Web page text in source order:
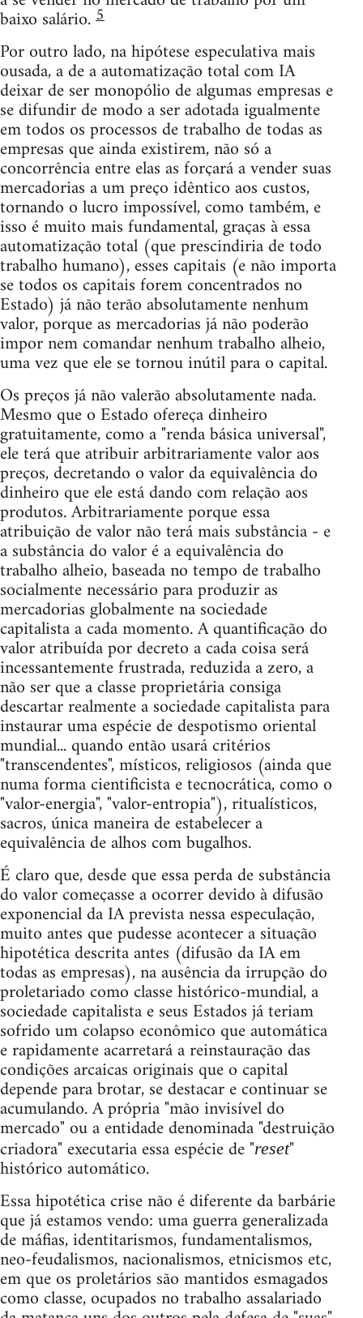
baixo salário.5
Por outro lado, na hipótese especulativa mais
ousada, a de a automatização total com IA
deixar de ser monopólio de algumas empresas e
se difundir de modo a ser adotada igualmente
em todos os processos de trabalho de todas as
empresas que ainda existirem, não só a
concorrência entre elas as forçará a vender suas
mercadorias a um preço idêntico aos custos,
tornando o lucro impossível, como também, e
isso é muito mais fundamental, graças à essa
automatização total (que prescindiria de todo
trabalho humano), esses capitais (e não importa
se todos os capitais forem concentrados no
Estado) já não terão absolutamente nenhum
valor, porque as mercadorias já não poderão
impor nem comandar nenhum trabalho alheio,
uma vez que ele se tornou inútil para o capital.
Os preços já não valerão absolutamente nada.
Mesmo que o Estado ofereça dinheiro
gratuitamente, como a "renda básica universal",
ele terá que atribuir arbitrariamente valor aos
preços, decretando o valor da equivalência do
dinheiro que ele está dando com relação aos
produtos. Arbitrariamente porque essa
atribuição de valor não terá mais substância - e
a substância do valor é a equivalência do
trabalho alheio, baseada no tempo de trabalho
socialmente necessário para produzir as
mercadorias globalmente na sociedade
capitalista a cada momento. A quantificação do
valor atribuída por decreto a cada coisa será
incessantemente frustrada, reduzida a zero, a
não ser que a classe proprietária consiga
descartar realmente a sociedade capitalista para
instaurar uma espécie de despotismo oriental
mundial... quando então usará critérios
"transcendentes", místicos, religiosos (ainda que
numa forma cientificista e tecnocrática, como o
"valor-energia", "valor-entropia"), ritualísticos,
sacros, única maneira de estabelecer a
equivalência de alhos com bugalhos.
É claro que, desde que essa perda de substância
do valor começasse a ocorrer devido à difusão
exponencial da IA prevista nessa especulação,
muito antes que pudesse acontecer a situação
hipotética descrita antes (difusão da IA em
todas as empresas), na ausência da irrupção do
proletariado como classe histórico-mundial, a
sociedade capitalista e seus Estados já teriam
sofrido um colapso econômico que automática
e rapidamente acarretará a reinstauração das
condições arcaicas originais que o capital
depende para brotar, se destacar e continuar se
acumulando. A própria "mão invisível do
mercado" ou a entidade denominada "destruição
criadora" executaria essa espécie de "reset"
histórico automático.
Essa hipotética crise não é diferente da barbárie
que já estamos vendo: uma guerra generalizada
de máfias, identitarismos, fundamentalismos,
neo-feudalismos, nacionalismos, etnicismos etc,
em que os proletários são mantidos esmagados
como classe, ocupados no trabalho assalariado